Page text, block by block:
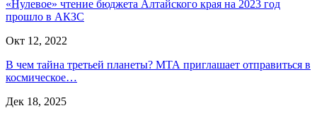
«Нулевое» чтение бюджета Алтайского края на 2023 год
прошло в АКЗС
Окт 12, 2022
В чем тайна третьей планеты? МТА приглашает отправиться в
космическое…
Дек 18, 2025